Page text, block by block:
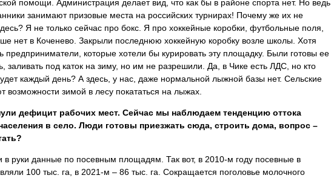
помощи. Администрация делает вид, что как бы в районе спорта нет. Но ведь
занимают призовые места на российских турнирах! Почему же их не
Я не только сейчас про бокс. Я про хоккейные коробки, футбольные поля,
нет в Коченево. Закрыли последнюю хоккейную коробку возле школы. Хотя
предприниматели, которые хотели бы курировать эту площадку. Были готовы ее
заливать под каток на зиму, но им не разрешили. Да, в Чике есть ЛДС, но кто
каждый день? А здесь, у нас, даже нормальной лыжной базы нет. Сельские
возможности зимой в лесу покататься на лыжах.
дефицит рабочих мест. Сейчас мы наблюдаем тенденцию оттока
в село. Люди готовы приезжать сюда, строить дома, вопрос –
руки данные по посевным площадям. Так вот, в 2010-м году посевные в
100 тыс. га, в 2021-м – 86 тыс. га. Сокращается поголовье молочного